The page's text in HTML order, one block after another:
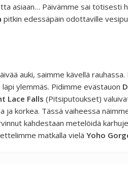
asiaan… Päivämme sai totisesti
pitkin edessäpäin odottaville
auki, saimme kävellä rauhassa.
ylemmäs. Pidimme evästauon
Lace Falls (Pitsiputoukset)
ja korkea. Tässä vaiheessa
kahdestaan metelöidä
matkalla vielä Yoho